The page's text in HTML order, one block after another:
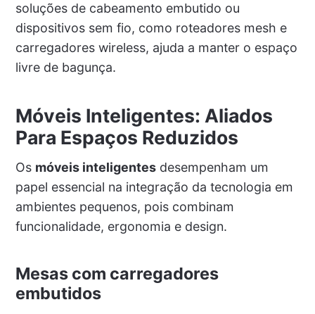
soluções de cabeamento embutido ou
dispositivos sem fio, como roteadores mesh e
carregadores wireless, ajuda a manter o espaço
livre de bagunça.
Móveis Inteligentes: Aliados
Para Espaços Reduzidos
Os móveis inteligentesdesempenham um
papel essencial na integração da tecnologia em
ambientes pequenos, pois combinam
funcionalidade, ergonomia e design.
Mesas com carregadores
embutidos